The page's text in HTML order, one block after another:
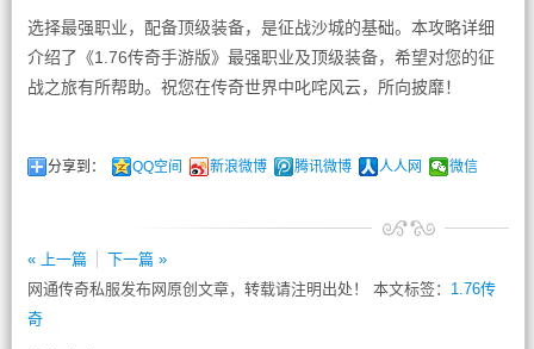
选择最强职业，配备顶级装备，是征战沙城的基础。本攻略详细
介绍了《1.76传奇手游版》最强职业及顶级装备，希望对您的征
战之旅有所帮助。祝您在传奇世界中叱咤风云，所向披靡！
分享到： QQ空间 新浪微博 腾讯微博 人人网 微信
« 上一篇
下一篇 »
网通传奇私服发布网原创文章，转载请注明出处！ 本文标签： 1.76传
奇